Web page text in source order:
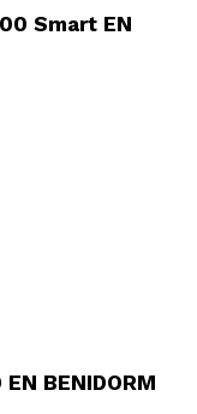
Smart EN
BENIDORM